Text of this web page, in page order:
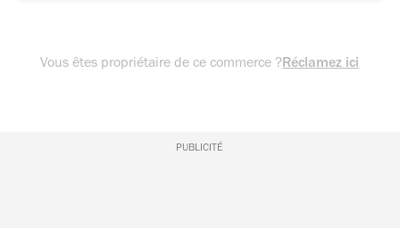
Vous êtes propriétaire de ce commerce ?Réclamez ici
PUBLICITÉ